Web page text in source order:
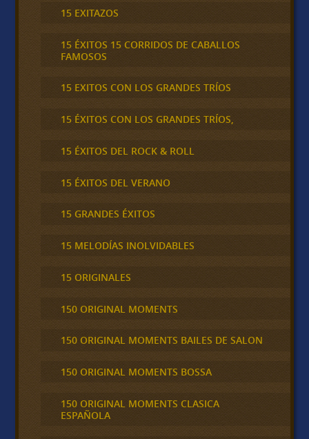
15 EXITAZOS
15 ÉXITOS 15 CORRIDOS DE CABALLOS
FAMOSOS
15 EXITOS CON LOS GRANDES TRÍOS
15 ÉXITOS CON LOS GRANDES TRÍOS,
15 ÉXITOS DEL ROCK & ROLL
15 ÉXITOS DEL VERANO
15 GRANDES ÉXITOS
15 MELODÍAS INOLVIDABLES
15 ORIGINALES
150 ORIGINAL MOMENTS
150 ORIGINAL MOMENTS BAILES DE SALON
150 ORIGINAL MOMENTS BOSSA
150 ORIGINAL MOMENTS CLASICA
ESPAÑOLA